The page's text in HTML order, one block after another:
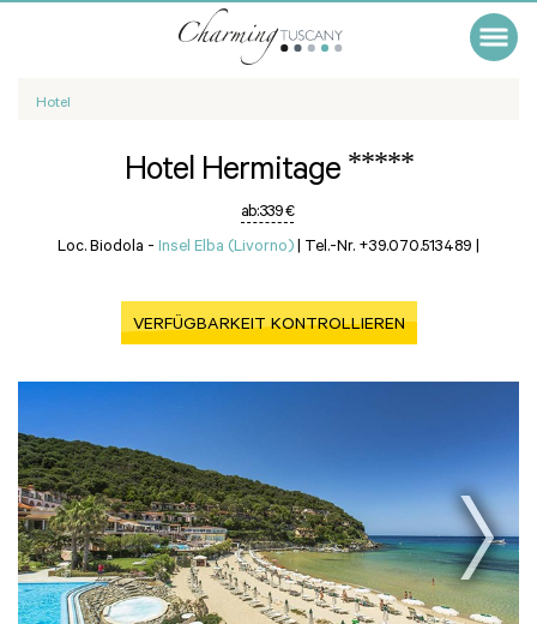
Hotel
Hotel Hermitage *****
ab:339 €
Loc. Biodola - Insel Elba (Livorno) | Tel.-Nr. +39.070.513489 |
VERFÜGBARKEIT KONTROLLIEREN